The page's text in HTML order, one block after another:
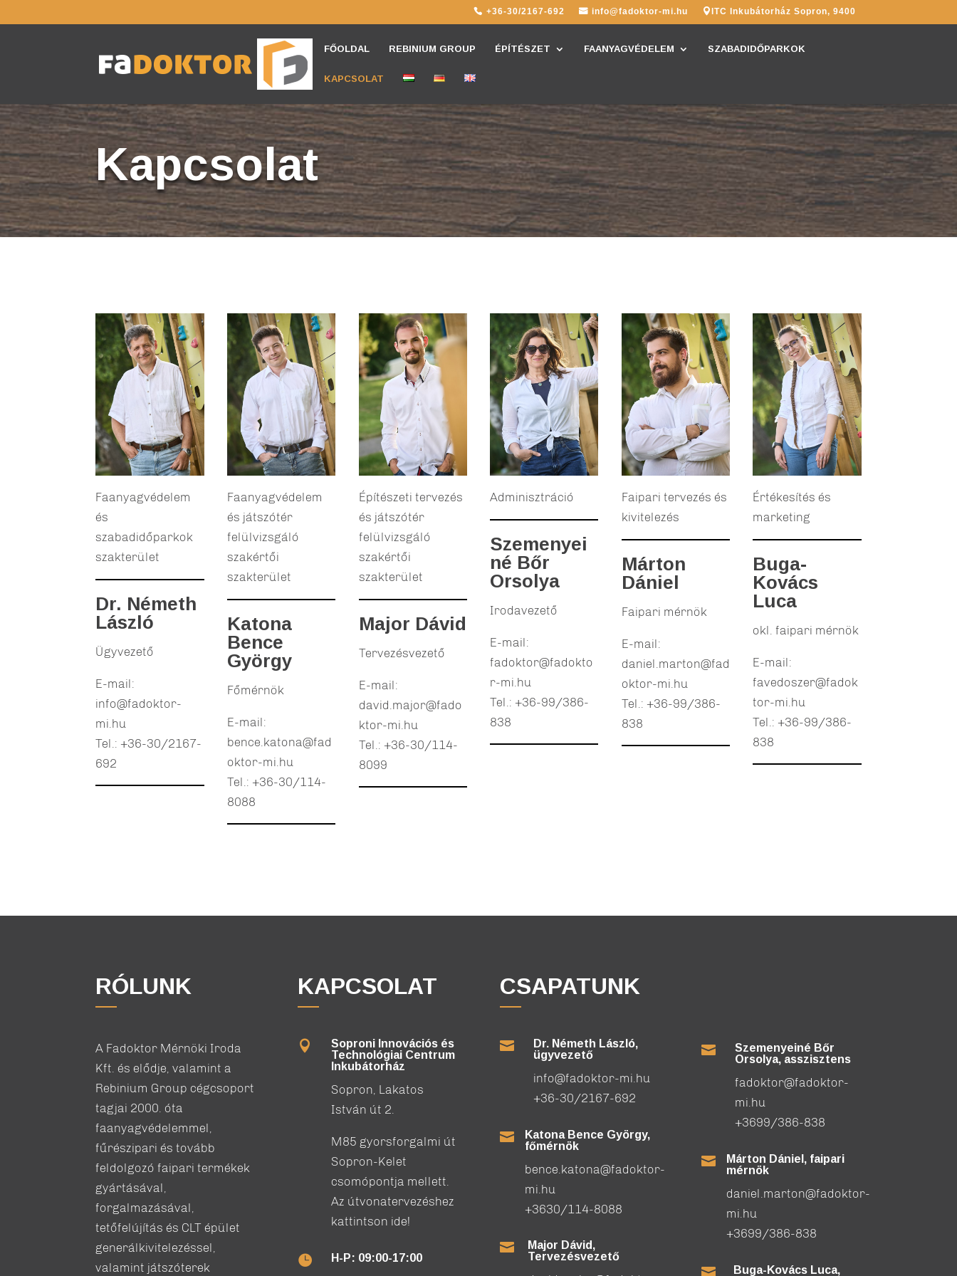
+36-30/2167-692 info@fadoktor-mi.hu ITC Inkubátorház Sopron, 9400
FŐOLDAL REBINIUM GROUP ÉPÍTÉSZET FAANYAGVÉDELEM SZABADIDŐPARKOK
KAPCSOLAT
Kapcsolat
Faanyagvédelem
és
szabadidőparkok
szakterület
Dr. Németh
László
Ügyvezető
E-mail:
info@fadoktor-
mi.hu
Tel.: +36-30/2167-
692
Faanyagvédelem
és játszótér
felülvizsgáló
szakértői
szakterület
Katona
Bence
György
Főmérnök
E-mail:
bence.katona@fad
oktor-mi.hu
Tel.: +36-30/114-
8088
Építészeti tervezés
és játszótér
felülvizsgáló
szakértői
szakterület
Major Dávid
Tervezésvezető
E-mail:
david.major@fado
ktor-mi.hu
Tel.: +36-30/114-
8099
Adminisztráció
Szemenyei
né Bőr
Orsolya
Irodavezető
E-mail:
fadoktor@fadokto
r-mi.hu
Tel.: +36-99/386-
838
Faipari tervezés és
kivitelezés
Márton
Dániel
Faipari mérnök
E-mail:
daniel.marton@fad
oktor-mi.hu
Tel.: +36-99/386-
838
Értékesítés és
marketing
Buga-
Kovács
Luca
okl. faipari mérnök
E-mail:
favedoszer@fadok
tor-mi.hu
Tel.: +36-99/386-
838
RÓLUNK
A Fadoktor Mérnöki Iroda
Kft. és elődje, valamint a
Rebinium Group cégcsoport
tagjai 2000. óta
faanyagvédelemmel,
fűrészipari és tovább
feldolgozó faipari termékek
gyártásával,
forgalmazásával,
tetőfelújítás és CLT épület
generálkivitelezéssel,
valamint játszóterek
KAPCSOLAT

Soproni Innovációs és
Technológiai Centrum
Inkubátorház
Sopron, Lakatos
István út 2.
M85 gyorsforgalmi út
Sopron-Kelet
csomópontja mellett.
Az útvonatervezéshez
kattintson ide!
 H-P: 09:00-17:00
CSAPATUNK

Dr. Németh László,
ügyvezető
info@fadoktor-mi.hu
+36-30/2167-692

Katona Bence György,
főmérnök
bence.katona@fadoktor-
mi.hu
+3630/114-8088

Major Dávid,
Tervezésvezető

Szemenyeiné Bőr
Orsolya, asszisztens
fadoktor@fadoktor-
mi.hu
+3699/386-838

Márton Dániel, faipari
mérnök
daniel.marton@fadoktor-
mi.hu
+3699/386-838

Buga-Kovács Luca,